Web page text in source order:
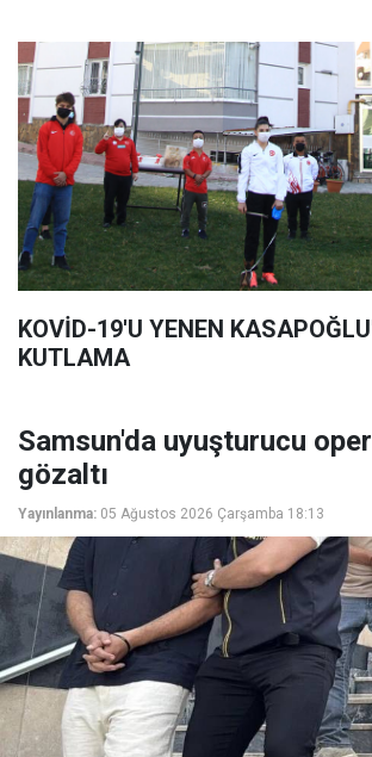
KOVİD-19'U YENEN
KUTLAMA
Samsun'da uyuşturucu
gözaltı
Yayınlanma: 05 Ağustos 2026 Çarşamba 18:13